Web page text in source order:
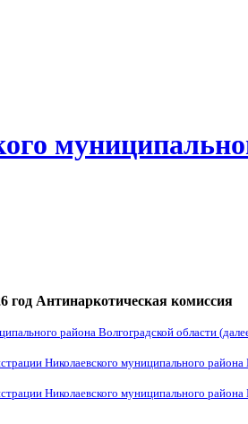
год Антинаркотическая комиссия
района Волгоградской области
Николаевского муниципального района
Николаевского муниципального района